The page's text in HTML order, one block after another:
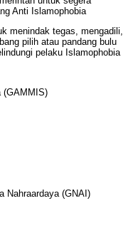
Anti Islamophobia
menindak tegas, mengadili,
pilih atau pandang bulu
pelaku Islamophobia
(GAMMIS)
Nahraardaya (GNAI)